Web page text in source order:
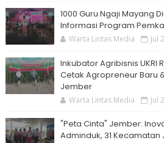
1000 Guru Ngaji Mayang
Informasi Program
Warta Lintas Media Jul
Inkubator Agribisnis UKRI
Cetak Agropreneur Baru
Jember
Warta Lintas Media Jul
"Peta Cinta" Jember:
Adminduk, 31